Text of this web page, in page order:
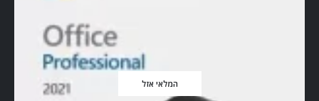
המלאי אזל